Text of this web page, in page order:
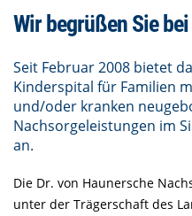
Wir begrüßen Sie
Seit Februar 2008 bietet
Kinderspital für Familien
und/oder kranken
Nachsorgeleistungen im
an.
Die Dr. von Haunersche
unter der Trägerschaft des